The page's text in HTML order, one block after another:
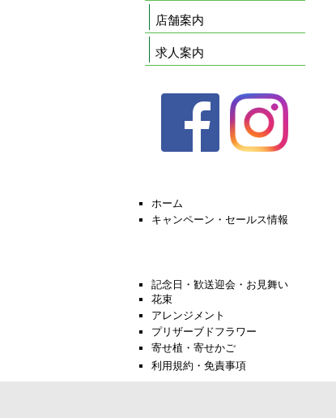
店舗案内
求人案内
ホーム
キャンペーン・セールス情報
記念日・歓送迎会・お見舞い
花束
アレンジメント
プリザーブドフラワー
寄せ植・寄せかご
利用規約・免責事項